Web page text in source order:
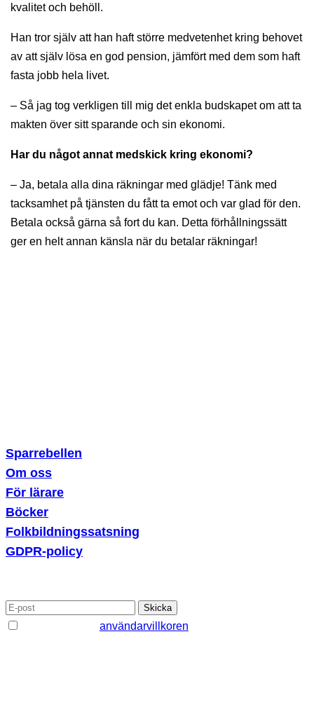
kvalitet och behöll.
Han tror själv att han haft större medvetenhet kring behovet
av att själv lösa en god pension, jämfört med dem som haft
fasta jobb hela livet.
– Så jag tog verkligen till mig det enkla budskapet om att ta
makten över sitt sparande och sin ekonomi.
Har du något annat medskick kring ekonomi?
– Ja, betala alla dina räkningar med glädje! Tänk med
tacksamhet på tjänsten du fått ta emot och var glad för den.
Betala också gärna så fort du kan. Detta förhållningssätt
ger en helt annan känsla när du betalar räkningar!
Sparrebellen
Om oss
För lärare
Böcker
Folkbildningssatsning
GDPR-policy
användarvillkoren